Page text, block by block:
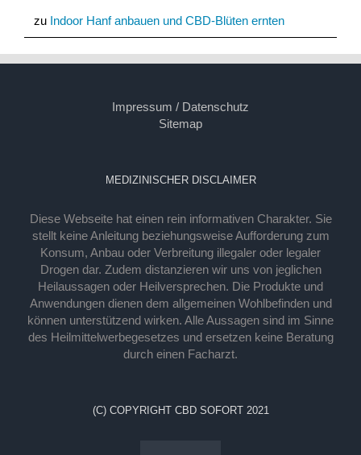
zu Indoor Hanf anbauen und CBD-Blüten ernten
Impressum / Datenschutz
Sitemap
MEDIZINISCHER DISCLAIMER
Diese Webseite hat einen rein informativen Charakter. Sie
stellt keine Anleitung beziehungsweise Aufforderung zum
Konsum, Anbau oder Verbreitung illegaler oder legaler
Drogen dar. Zudem distanzieren wir uns von jeglichen
Heilaussagen oder Heilversprechen. Die Produkte und
Anwendungen dienen dem allgemeinen Wohlbefinden und
können unterstützend wirken. Alle Aussagen sind im Sinne
des Heilmittelwerbegesetzes und ersetzen keine Beratung
durch einen Facharzt.
(C) COPYRIGHT CBD SOFORT 2021